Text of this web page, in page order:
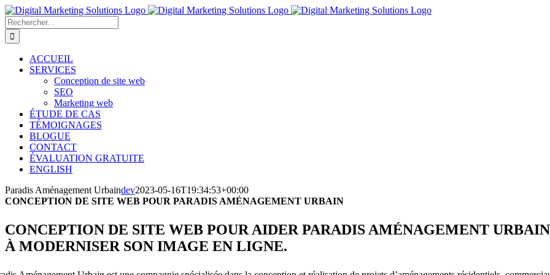
Passer
au
contenu
Rechercher:
ACCUEIL
SERVICES
Conception de site web
SEO
Marketing web
ÉTUDE DE CAS
TÉMOIGNAGES
BLOGUE
CONTACT
ÉVALUATION GRATUITE
ENGLISH
Paradis Aménagement Urbaindev2023-05-16T19:34:53+00:00
CONCEPTION DE SITE WEB POUR PARADIS AMÉNAGEMENT URBAIN
CONCEPTION DE SITE WEB POUR AIDER PARADIS AMÉNAGEMENT URBAIN
À MODERNISER SON IMAGE EN LIGNE.